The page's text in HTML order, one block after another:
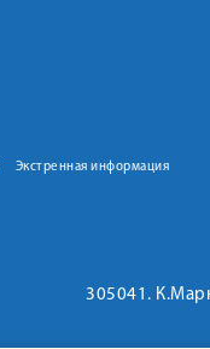
Экстренная информация
305041.